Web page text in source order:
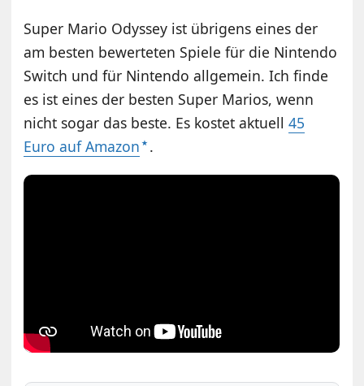
Super Mario Odyssey ist übrigens eines der
am besten bewerteten Spiele für die Nintendo
Switch und für Nintendo allgemein. Ich finde
es ist eines der besten Super Marios, wenn
nicht sogar das beste. Es kostet aktuell45
Euro auf Amazon .